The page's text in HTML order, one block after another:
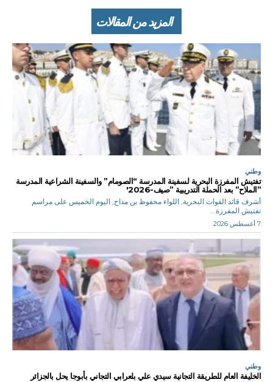
المزيد من المقالات
وطني
تفتيش المفرزة البحرية لسفينة المدرسة “الصومام” والسفينة الشراعية المدرسة
”الملاح” بعد الحملة التدريبية ”صيف-2026′
أشرف قائد القوات البحرية, اللواء محفوظ بن مداح, اليوم الخميس على مراسم
تفتيش المفرزة...
7 أغسطس 2026
وطني
الخليفة العام للطريقة التجانية سيدي علي بلعرابي التجاني بأبوجا يحل بالجزائر